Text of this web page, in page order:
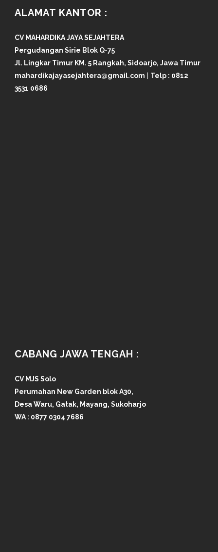
ALAMAT KANTOR :
CV MAHARDIKA JAYA SEJAHTERA
Pergudangan Sirie Blok Q-75
Jl. Lingkar Timur KM. 5 Rangkah, Sidoarjo, Jawa Timur
mahardikajayasejahtera@gmail.com
Telp : 0812
3531 0686
CABANG JAWA TENGAH :
CV MJS Solo
Perumahan New Garden blok A30,
Desa Waru, Gatak, Mayang, Sukoharjo
WA : 0877 0304 7686